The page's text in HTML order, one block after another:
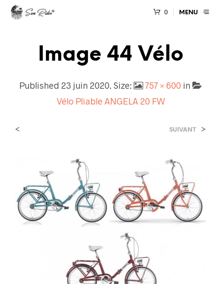
0 MENU
Image 44 Vélo
Published 23 juin 2020. Size: 757 × 600 in
Vélo Pliable ANGELA 20 FW
< SUIVANT >